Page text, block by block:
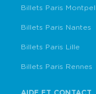
Billets Paris
Billets Paris Nantes
Billets Paris Lille
Billets Paris Rennes
AIDE ET CONTACT